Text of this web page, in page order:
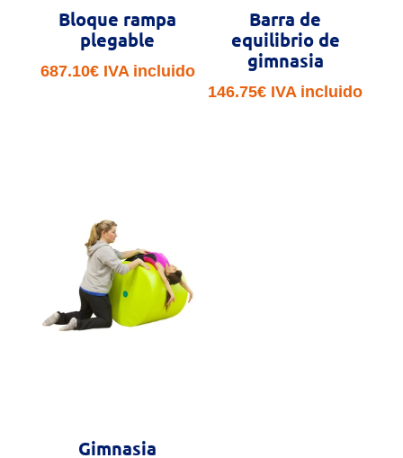
Bloque rampa
plegable
687.10€ IVA incluido
Barra de
equilibrio de
gimnasia
146.75€ IVA incluido
Gimnasia